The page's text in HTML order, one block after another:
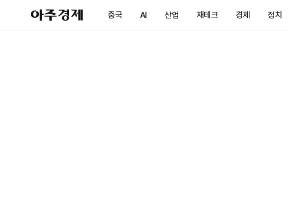
아
주
제
중국 AI 산업 재테크 경제 정치